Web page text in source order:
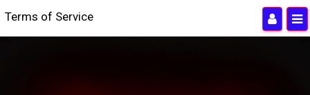
Terms of Service